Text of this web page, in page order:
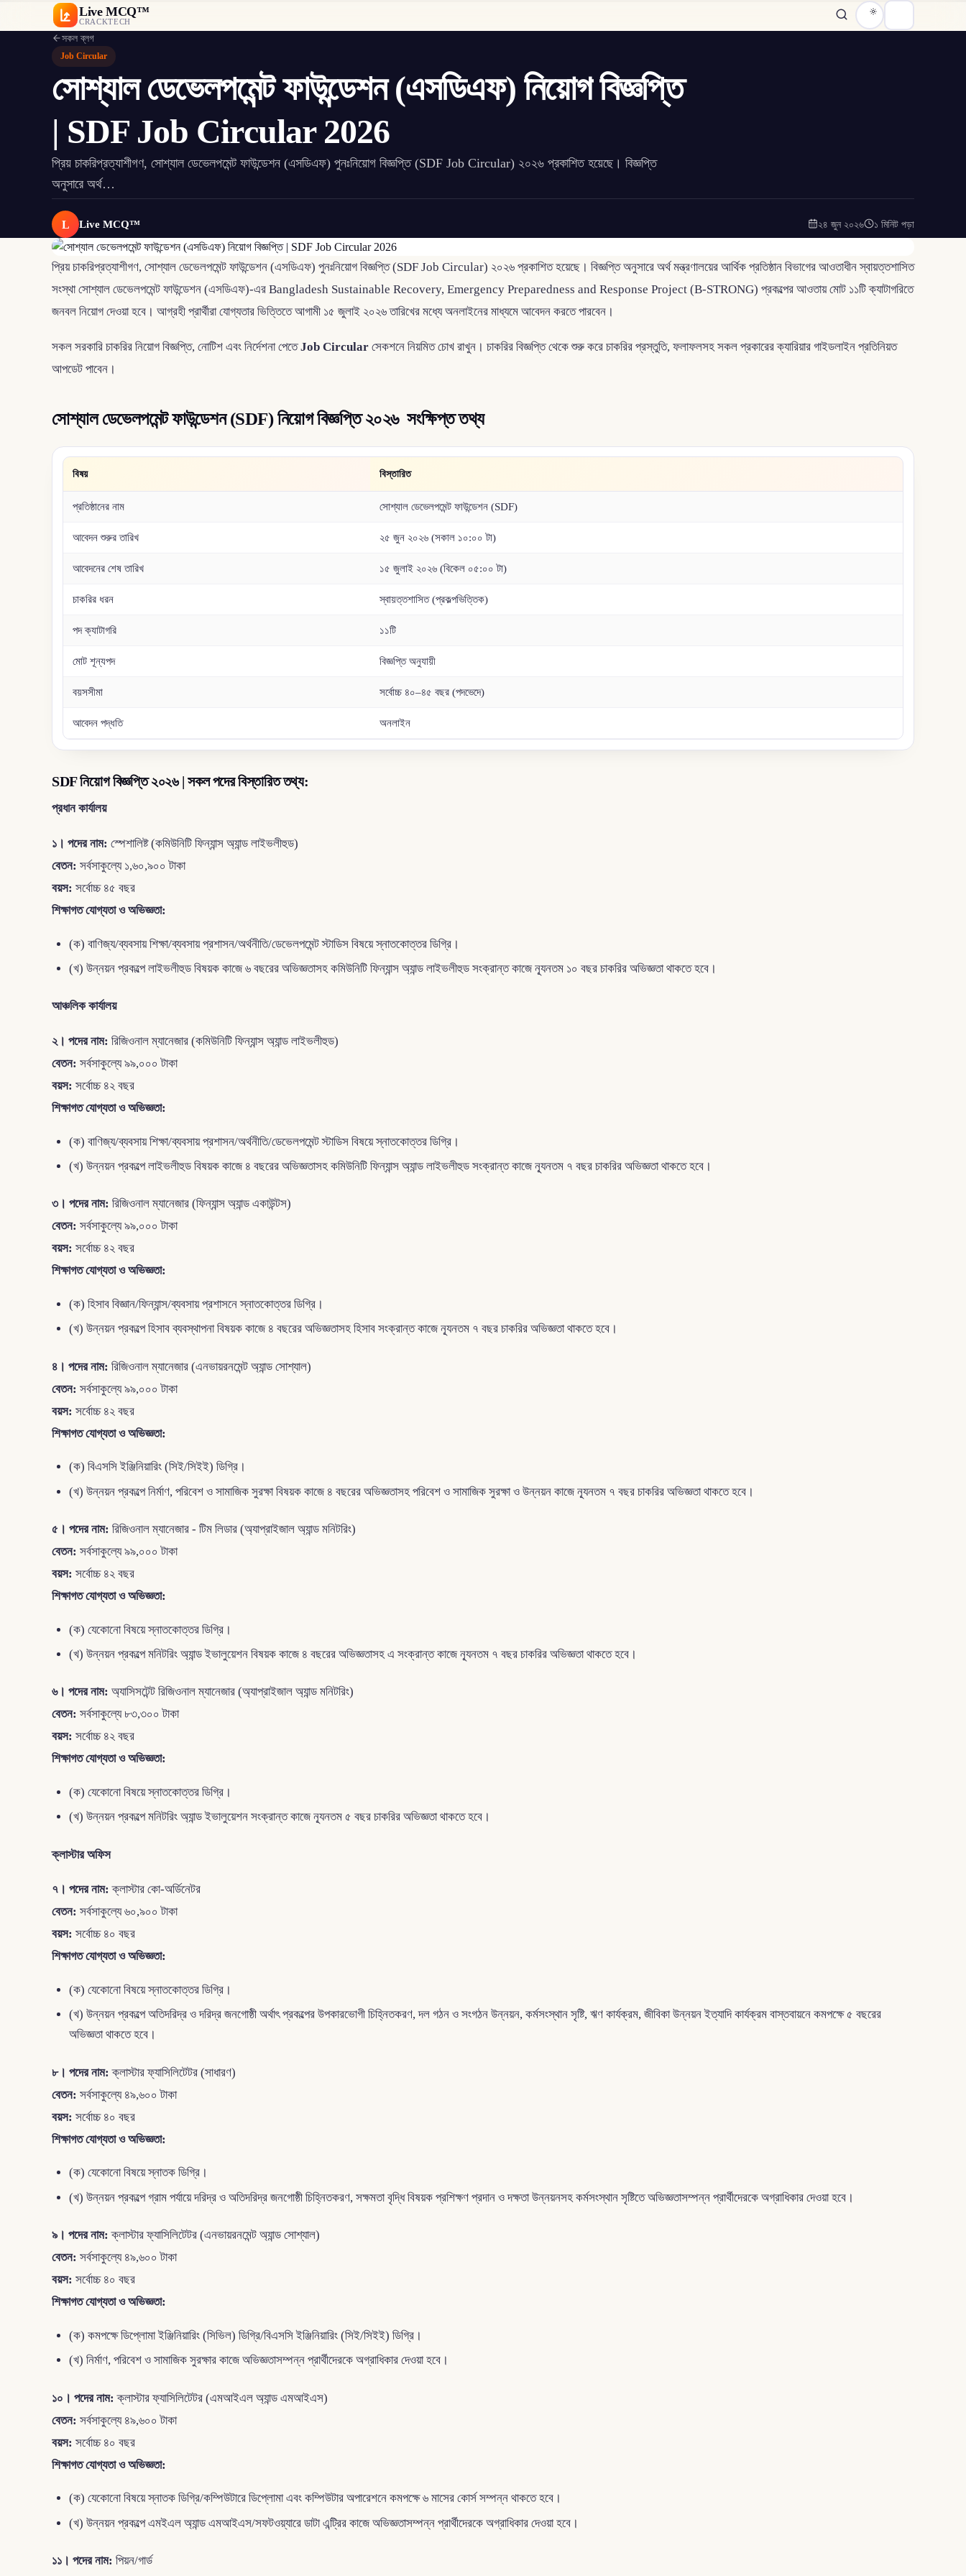
Live MCQ™
CRACKTECH
সকল ব্লগ
Job Circular
সোশ্যাল ডেভেলপমেন্ট ফাউন্ডেশন (এসডিএফ) নিয়োগ বিজ্ঞপ্তি
| SDF Job Circular 2026
প্রিয় চাকরিপ্রত্যাশীগণ, সোশ্যাল ডেভেলপমেন্ট ফাউন্ডেশন (এসডিএফ) পুনঃনিয়োগ বিজ্ঞপ্তি (SDF Job Circular) ২০২৬ প্রকাশিত হয়েছে। বিজ্ঞপ্তি
অনুসারে অর্থ…
L Live MCQ™ ২৪ জুন ২০২৬ ১ মিনিট পড়া
প্রিয় চাকরিপ্রত্যাশীগণ, সোশ্যাল ডেভেলপমেন্ট ফাউন্ডেশন (এসডিএফ) পুনঃনিয়োগ বিজ্ঞপ্তি (SDF Job Circular) ২০২৬ প্রকাশিত হয়েছে। বিজ্ঞপ্তি অনুসারে অর্থ মন্ত্রণালয়ের আর্থিক প্রতিষ্ঠান বিভাগের আওতাধীন স্বায়ত্তশাসিত
সংস্থা সোশ্যাল ডেভেলপমেন্ট ফাউন্ডেশন (এসডিএফ)-এর Bangladesh Sustainable Recovery, Emergency Preparedness and Response Project (B-STRONG) প্রকল্পের আওতায় মোট ১১টি ক্যাটাগরিতে
জনবল নিয়োগ দেওয়া হবে। আগ্রহী প্রার্থীরা যোগ্যতার ভিত্তিতে আগামী ১৫ জুলাই ২০২৬ তারিখের মধ্যে অনলাইনের মাধ্যমে আবেদন করতে পারবেন।
সকল সরকারি চাকরির নিয়োগ বিজ্ঞপ্তি, নোটিশ এবং নির্দেশনা পেতেJob Circular সেকশনে নিয়মিত চোখ রাখুন। চাকরির বিজ্ঞপ্তি থেকে শুরু করে চাকরির প্রস্তুতি, ফলাফলসহ সকল প্রকারের ক্যারিয়ার গাইডলাইন প্রতিনিয়ত
আপডেট পাবেন।
সোশ্যাল ডেভেলপমেন্ট ফাউন্ডেশন (SDF) নিয়োগ বিজ্ঞপ্তি ২০২৬ সংক্ষিপ্ত তথ্য
বিষয় বিস্তারিত
প্রতিষ্ঠানের নাম সোশ্যাল ডেভেলপমেন্ট ফাউন্ডেশন (SDF)
আবেদন শুরুর তারিখ ২৫ জুন ২০২৬ (সকাল ১০:০০ টা)
আবেদনের শেষ তারিখ ১৫ জুলাই ২০২৬ (বিকেল ০৫:০০ টা)
চাকরির ধরন স্বায়ত্তশাসিত (প্রকল্পভিত্তিক)
পদ ক্যাটাগরি ১১টি
মোট শূন্যপদ বিজ্ঞপ্তি অনুযায়ী
বয়সসীমা সর্বোচ্চ ৪০–৪৫ বছর (পদভেদে)
আবেদন পদ্ধতি অনলাইন
SDF নিয়োগ বিজ্ঞপ্তি ২০২৬ | সকল পদের বিস্তারিত তথ্য:
প্রধান কার্যালয়
১। পদের নাম: স্পেশালিষ্ট (কমিউনিটি ফিন্যান্স অ্যান্ড লাইভলীহুড)
বেতন: সর্বসাকুল্যে ১,৬০,৯০০ টাকা
বয়স: সর্বোচ্চ ৪৫ বছর
শিক্ষাগত যোগ্যতা ও অভিজ্ঞতা:
(ক) বাণিজ্য/ব্যবসায় শিক্ষা/ব্যবসায় প্রশাসন/অর্থনীতি/ডেভেলপমেন্ট স্টাডিস বিষয়ে স্নাতকোত্তর ডিগ্রি।
(খ) উন্নয়ন প্রকল্পে লাইভলীহুড বিষয়ক কাজে ৬ বছরের অভিজ্ঞতাসহ কমিউনিটি ফিন্যান্স অ্যান্ড লাইভলীহুড সংক্রান্ত কাজে ন্যূনতম ১০ বছর চাকরির অভিজ্ঞতা থাকতে হবে।
আঞ্চলিক কার্যালয়
২। পদের নাম: রিজিওনাল ম্যানেজার (কমিউনিটি ফিন্যান্স অ্যান্ড লাইভলীহুড)
বেতন: সর্বসাকুল্যে ৯৯,০০০ টাকা
বয়স: সর্বোচ্চ ৪২ বছর
শিক্ষাগত যোগ্যতা ও অভিজ্ঞতা:
(ক) বাণিজ্য/ব্যবসায় শিক্ষা/ব্যবসায় প্রশাসন/অর্থনীতি/ডেভেলপমেন্ট স্টাডিস বিষয়ে স্নাতকোত্তর ডিগ্রি।
(খ) উন্নয়ন প্রকল্পে লাইভলীহুড বিষয়ক কাজে ৪ বছরের অভিজ্ঞতাসহ কমিউনিটি ফিন্যান্স অ্যান্ড লাইভলীহুড সংক্রান্ত কাজে ন্যূনতম ৭ বছর চাকরির অভিজ্ঞতা থাকতে হবে।
৩। পদের নাম: রিজিওনাল ম্যানেজার (ফিন্যান্স অ্যান্ড একাউন্টস)
বেতন: সর্বসাকুল্যে ৯৯,০০০ টাকা
বয়স: সর্বোচ্চ ৪২ বছর
শিক্ষাগত যোগ্যতা ও অভিজ্ঞতা:
(ক) হিসাব বিজ্ঞান/ফিন্যান্স/ব্যবসায় প্রশাসনে স্নাতকোত্তর ডিগ্রি।
(খ) উন্নয়ন প্রকল্পে হিসাব ব্যবস্থাপনা বিষয়ক কাজে ৪ বছরের অভিজ্ঞতাসহ হিসাব সংক্রান্ত কাজে ন্যূনতম ৭ বছর চাকরির অভিজ্ঞতা থাকতে হবে।
৪। পদের নাম: রিজিওনাল ম্যানেজার (এনভায়রনমেন্ট অ্যান্ড সোশ্যাল)
বেতন: সর্বসাকুল্যে ৯৯,০০০ টাকা
বয়স: সর্বোচ্চ ৪২ বছর
শিক্ষাগত যোগ্যতা ও অভিজ্ঞতা:
(ক) বিএসসি ইঞ্জিনিয়ারিং (সিই/সিইই) ডিগ্রি।
(খ) উন্নয়ন প্রকল্পে নির্মাণ, পরিবেশ ও সামাজিক সুরক্ষা বিষয়ক কাজে ৪ বছরের অভিজ্ঞতাসহ পরিবেশ ও সামাজিক সুরক্ষা ও উন্নয়ন কাজে ন্যূনতম ৭ বছর চাকরির অভিজ্ঞতা থাকতে হবে।
৫। পদের নাম: রিজিওনাল ম্যানেজার - টিম লিডার (অ্যাপ্রাইজাল অ্যান্ড মনিটরিং)
বেতন: সর্বসাকুল্যে ৯৯,০০০ টাকা
বয়স: সর্বোচ্চ ৪২ বছর
শিক্ষাগত যোগ্যতা ও অভিজ্ঞতা:
(ক) যেকোনো বিষয়ে স্নাতকোত্তর ডিগ্রি।
(খ) উন্নয়ন প্রকল্পে মনিটরিং অ্যান্ড ইভালুয়েশন বিষয়ক কাজে ৪ বছরের অভিজ্ঞতাসহ এ সংক্রান্ত কাজে ন্যূনতম ৭ বছর চাকরির অভিজ্ঞতা থাকতে হবে।
৬। পদের নাম: অ্যাসিসটেন্ট রিজিওনাল ম্যানেজার (অ্যাপ্রাইজাল অ্যান্ড মনিটরিং)
বেতন: সর্বসাকুল্যে ৮৩,৩০০ টাকা
বয়স: সর্বোচ্চ ৪২ বছর
শিক্ষাগত যোগ্যতা ও অভিজ্ঞতা:
(ক) যেকোনো বিষয়ে স্নাতকোত্তর ডিগ্রি।
(খ) উন্নয়ন প্রকল্পে মনিটরিং অ্যান্ড ইভালুয়েশন সংক্রান্ত কাজে ন্যূনতম ৫ বছর চাকরির অভিজ্ঞতা থাকতে হবে।
ক্লাস্টার অফিস
৭। পদের নাম: ক্লাস্টার কো-অর্ডিনেটর
বেতন: সর্বসাকুল্যে ৬০,৯০০ টাকা
বয়স: সর্বোচ্চ ৪০ বছর
শিক্ষাগত যোগ্যতা ও অভিজ্ঞতা:
(ক) যেকোনো বিষয়ে স্নাতকোত্তর ডিগ্রি।
(খ) উন্নয়ন প্রকল্পে অতিদরিদ্র ও দরিদ্র জনগোষ্ঠী অর্থাৎ প্রকল্পের উপকারভোগী চিহ্নিতকরণ, দল গঠন ও সংগঠন উন্নয়ন, কর্মসংস্থান সৃষ্টি, ঋণ কার্যক্রম, জীবিকা উন্নয়ন ইত্যাদি কার্যক্রম বাস্তবায়নে কমপক্ষে ৫ বছরের
অভিজ্ঞতা থাকতে হবে।
৮। পদের নাম: ক্লাস্টার ফ্যাসিলিটেটর (সাধারণ)
বেতন: সর্বসাকুল্যে ৪৯,৬০০ টাকা
বয়স: সর্বোচ্চ ৪০ বছর
শিক্ষাগত যোগ্যতা ও অভিজ্ঞতা:
(ক) যেকোনো বিষয়ে স্নাতক ডিগ্রি।
(খ) উন্নয়ন প্রকল্পে গ্রাম পর্যায়ে দরিদ্র ও অতিদরিদ্র জনগোষ্ঠী চিহ্নিতকরণ, সক্ষমতা বৃদ্ধি বিষয়ক প্রশিক্ষণ প্রদান ও দক্ষতা উন্নয়নসহ কর্মসংস্থান সৃষ্টিতে অভিজ্ঞতাসম্পন্ন প্রার্থীদেরকে অগ্রাধিকার দেওয়া হবে।
৯। পদের নাম: ক্লাস্টার ফ্যাসিলিটেটর (এনভায়রনমেন্ট অ্যান্ড সোশ্যাল)
বেতন: সর্বসাকুল্যে ৪৯,৬০০ টাকা
বয়স: সর্বোচ্চ ৪০ বছর
শিক্ষাগত যোগ্যতা ও অভিজ্ঞতা:
(ক) কমপক্ষে ডিপ্লোমা ইঞ্জিনিয়ারিং (সিভিল) ডিগ্রি/বিএসসি ইঞ্জিনিয়ারিং (সিই/সিইই) ডিগ্রি।
(খ) নির্মাণ, পরিবেশ ও সামাজিক সুরক্ষার কাজে অভিজ্ঞতাসম্পন্ন প্রার্থীদেরকে অগ্রাধিকার দেওয়া হবে।
১০। পদের নাম: ক্লাস্টার ফ্যাসিলিটেটর (এমআইএল অ্যান্ড এমআইএস)
বেতন: সর্বসাকুল্যে ৪৯,৬০০ টাকা
বয়স: সর্বোচ্চ ৪০ বছর
শিক্ষাগত যোগ্যতা ও অভিজ্ঞতা:
(ক) যেকোনো বিষয়ে স্নাতক ডিগ্রি/কম্পিউটারে ডিপ্লোমা এবং কম্পিউটার অপারেশনে কমপক্ষে ৬ মাসের কোর্স সম্পন্ন থাকতে হবে।
(খ) উন্নয়ন প্রকল্পে এমইএল অ্যান্ড এমআইএস/সফটওয়্যারে ডাটা এন্ট্রির কাজে অভিজ্ঞতাসম্পন্ন প্রার্থীদেরকে অগ্রাধিকার দেওয়া হবে।
১১। পদের নাম: পিয়ন/গার্ড